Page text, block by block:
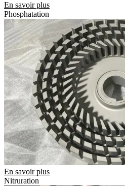
En savoir plus
Phosphatation
En savoir plus
Nitruration